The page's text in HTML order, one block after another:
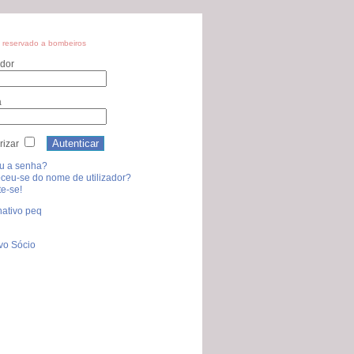
reservado a bombeiros
a senha?
se do nome de utilizador?
se!